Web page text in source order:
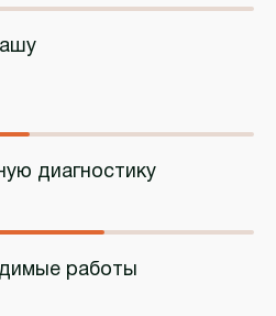
диагностику
работы